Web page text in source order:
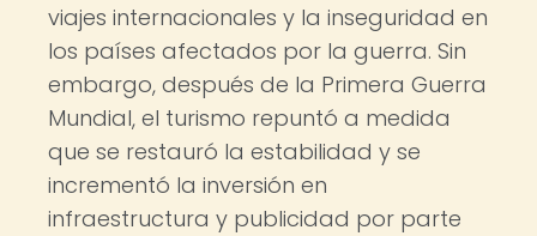
viajes internacionales y la inseguridad en
los países afectados por la guerra. Sin
embargo, después de la Primera Guerra
Mundial, el turismo repuntó a medida
que se restauró la estabilidad y se
incrementó la inversión en
infraestructura y publicidad por parte